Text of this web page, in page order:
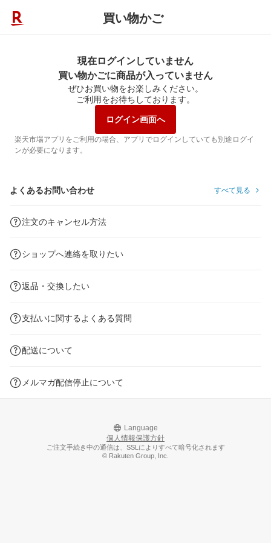
買い物かご
現在ログインしていません
買い物かごに商品が入っていません
ぜひお買い物をお楽しみください。
ご利用をお待ちしております。
ログイン画面へ
楽天市場アプリをご利用の場合、アプリでログインしていても別途ログイ
ンが必要になります。
よくあるお問い合わせ すべて見る
注文のキャンセル方法
ショップへ連絡を取りたい
返品・交換したい
支払いに関するよくある質問
配送について
メルマガ配信停止について
Language
個人情報保護方針
ご注文手続き中の通信は、SSLによりすべて暗号化されます
© Rakuten Group, Inc.